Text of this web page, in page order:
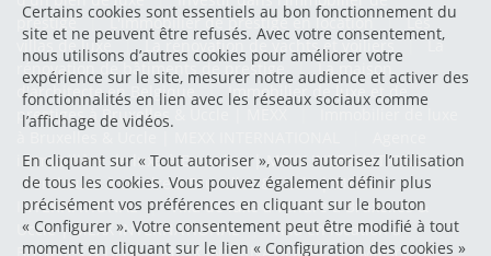
Certains cookies sont essentiels au bon fonctionnement du
site et ne peuvent être refusés. Avec votre consentement,
nous utilisons d’autres cookies pour améliorer votre
expérience sur le site, mesurer notre audience et activer des
fonctionnalités en lien avec les réseaux sociaux comme
l’affichage de vidéos.
En cliquant sur « Tout autoriser », vous autorisez l’utilisation
de tous les cookies. Vous pouvez également définir plus
précisément vos préférences en cliquant sur le bouton
« Configurer ». Votre consentement peut être modifié à tout
moment en cliquant sur le lien « Configuration des cookies »
prestige | L'immobilier de prestige en location | Les
villas de luxe | La rénovation de yachts et voiliers | La
rénovation de bâtiments de prestige | La maison
d'architecte en Belgique | Immobilier de luxe et de
prestiges à Bruxelles & Uccle | MEXX
à Bruxelles & Uccle | MEXX INTERNATIONAL
immobilière de luxe à Bruxelles | MEXX INTERNATIONAL |
Penthouse à vendre à Bruxelles & Uccle | MEXX
INTERNATIONAL | Villa de luxe à vendre à Bruxelles &
Uccle | MEXX INTERNATIONAL | Villa en location à